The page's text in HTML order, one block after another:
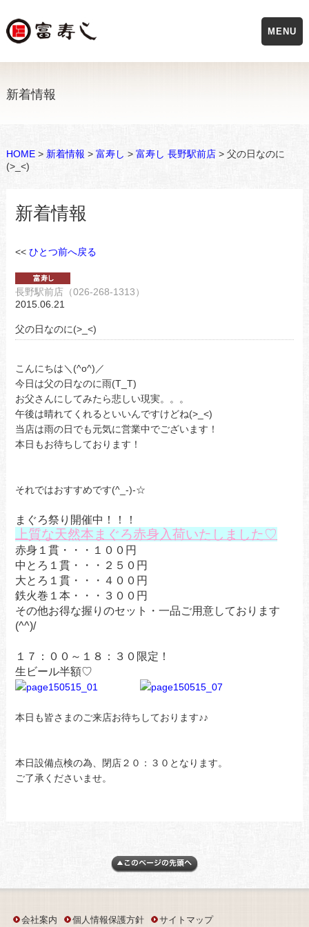
新着情報
HOME> 新着情報 > 富寿し > 富寿し 長野駅前店> 父の日なのに
(>_<)
新着情報
<< ひとつ前へ戻る
長野駅前店（026-268-1313）
2015.06.21
父の日なのに(>_<)
こんにちは＼(^o^)／
今日は父の日なのに雨(T_T)
お父さんにしてみたら悲しい現実。。。
午後は晴れてくれるといいんですけどね(>_<)
当店は雨の日でも元気に営業中でございます！
本日もお待ちしております！
それではおすすめです(^_-)-☆
まぐろ祭り開催中！！！
上質な天然本まぐろ赤身入荷いたしました♡
赤身１貫・・・１００円
中とろ１貫・・・２５０円
大とろ１貫・・・４００円
鉄火巻１本・・・３００円
その他お得な握りのセット・一品ご用意しております
(^^)/
１７：００～１８：３０限定！
生ビール半額♡
本日も皆さまのご来店お待ちしております♪♪
本日設備点検の為、閉店２０：３０となります。
ご了承くださいませ。
会社案内 個人情報保護方針 サイトマップ
MENU